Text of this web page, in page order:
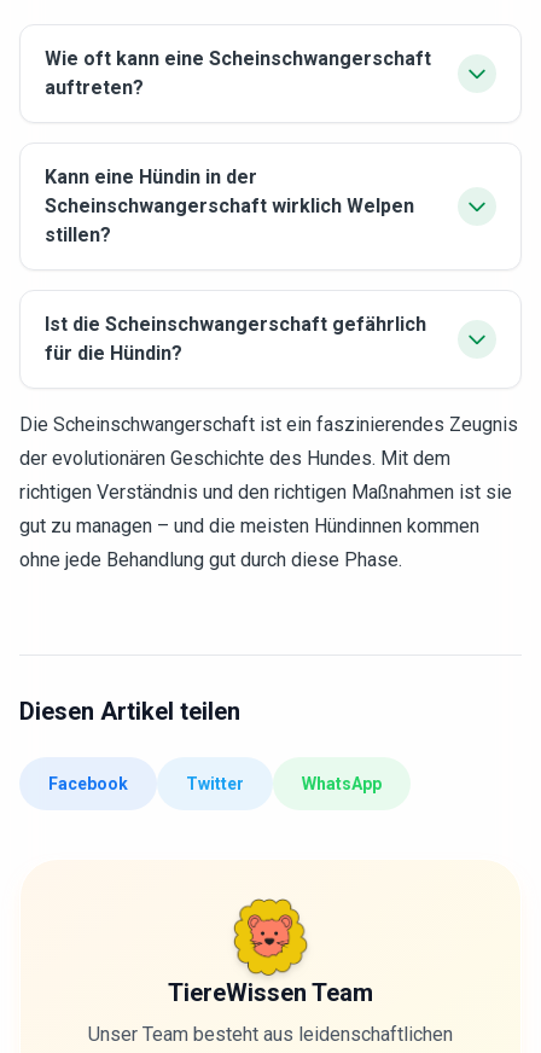
Wie oft kann eine Scheinschwangerschaft
auftreten?
Kann eine Hündin in der
Scheinschwangerschaft wirklich Welpen
stillen?
Ist die Scheinschwangerschaft gefährlich
für die Hündin?
Die Scheinschwangerschaft ist ein faszinierendes Zeugnis
der evolutionären Geschichte des Hundes. Mit dem
richtigen Verständnis und den richtigen Maßnahmen ist sie
gut zu managen – und die meisten Hündinnen kommen
ohne jede Behandlung gut durch diese Phase.
Diesen Artikel teilen
Facebook Twitter WhatsApp
TiereWissen Team
Unser Team besteht aus leidenschaftlichen